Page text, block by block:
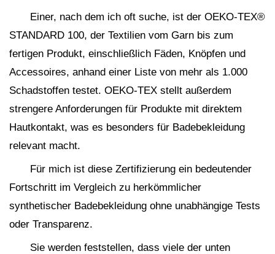
Einer, nach dem ich oft suche, ist der OEKO-TEX®
STANDARD 100, der Textilien vom Garn bis zum
fertigen Produkt, einschließlich Fäden, Knöpfen und
Accessoires, anhand einer Liste von mehr als 1.000
Schadstoffen testet. OEKO-TEX stellt außerdem
strengere Anforderungen für Produkte mit direktem
Hautkontakt, was es besonders für Badebekleidung
relevant macht.
Für mich ist diese Zertifizierung ein bedeutender
Fortschritt im Vergleich zu herkömmlicher
synthetischer Badebekleidung ohne unabhängige Tests
oder Transparenz.
Sie werden feststellen, dass viele der unten